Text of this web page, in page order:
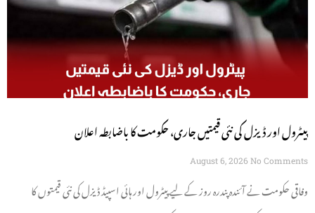
پیٹرول اور ڈیزل کی نئی قیمتیں جاری، حکومت کا باضابطہ اعلان
August 6, 2026 No Comments
وفاقی حکومت نے آئندہ پندرہ روز کے لیے پیٹرول اور ہائی اسپیڈ ڈیزل کی نئی قیمتوں کا